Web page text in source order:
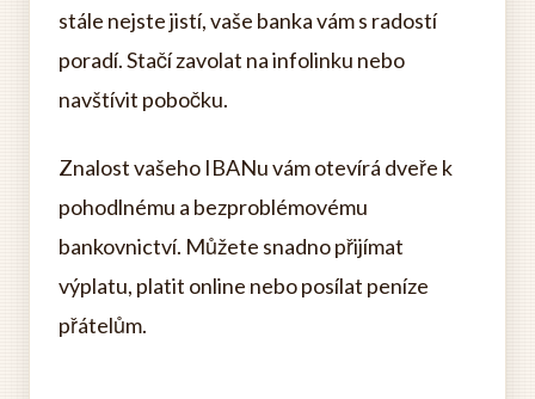
stále nejste jistí, vaše banka vám s radostí
poradí. Stačí zavolat na infolinku nebo
navštívit pobočku.
Znalost vašeho IBANu vám otevírá dveře k
pohodlnému a bezproblémovému
bankovnictví. Můžete snadno přijímat
výplatu, platit online nebo posílat peníze
přátelům.